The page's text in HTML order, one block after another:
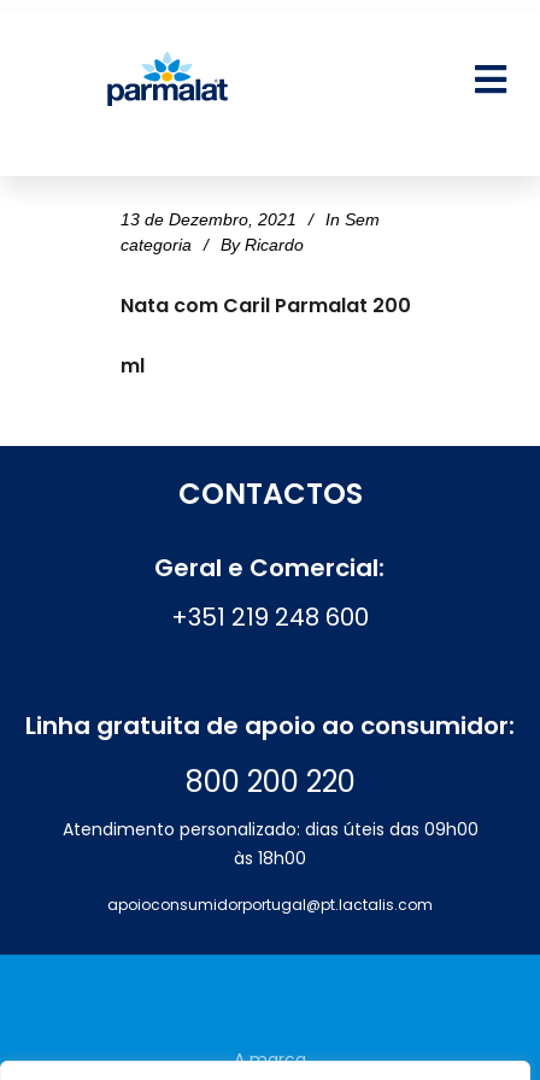
13 de Dezembro, 2021 In Sem
categoria
By Ricardo
Nata com Caril Parmalat 200
ml
CONTACTOS
Geral e Comercial:
+351 219 248 600
Linha gratuita de apoio ao consumidor:
800 200 220
Atendimento personalizado: dias úteis das 09h00
às 18h00
apoioconsumidorportugal@pt.lactalis.com
A marca